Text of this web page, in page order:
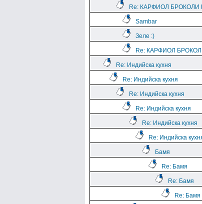
Re: КАРФИОЛ БРОКОЛИ
Sambar
Зеле :)
Re: КАРФИОЛ
Re: Индийска кухня
Re: Индийска кухня
Re: Индийска кухня
Re: Индийска кухня
Re: Индийска кухня
Re: Индийска
Бамя
Re: Бамя
Re: Бамя
Re: Бамя